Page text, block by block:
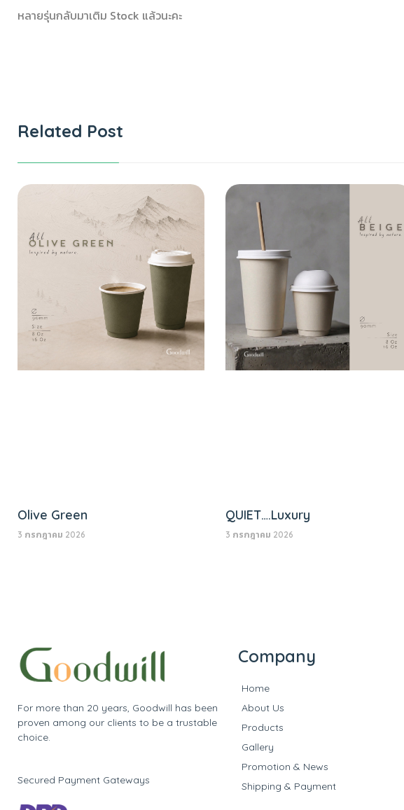
หลายรุ่นกลับมาเติม Stock แล้วนะคะ
Related Post
Olive Green
3 กรกฎาคม 2026
QUIET….Luxury
3 กรกฎาคม 2026
For more than 20 years, Goodwill has been
proven among our clients to be a trustable
choice.
Secured Payment Gateways
Company
Home
About Us
Products
Gallery
Promotion & News
Shipping & Payment